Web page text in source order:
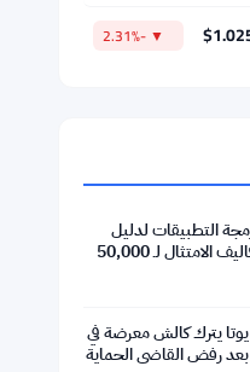
▼ -1.21%
▼ -1.36%